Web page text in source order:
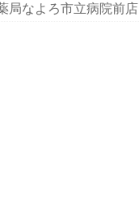
局なよろ市立病院前店